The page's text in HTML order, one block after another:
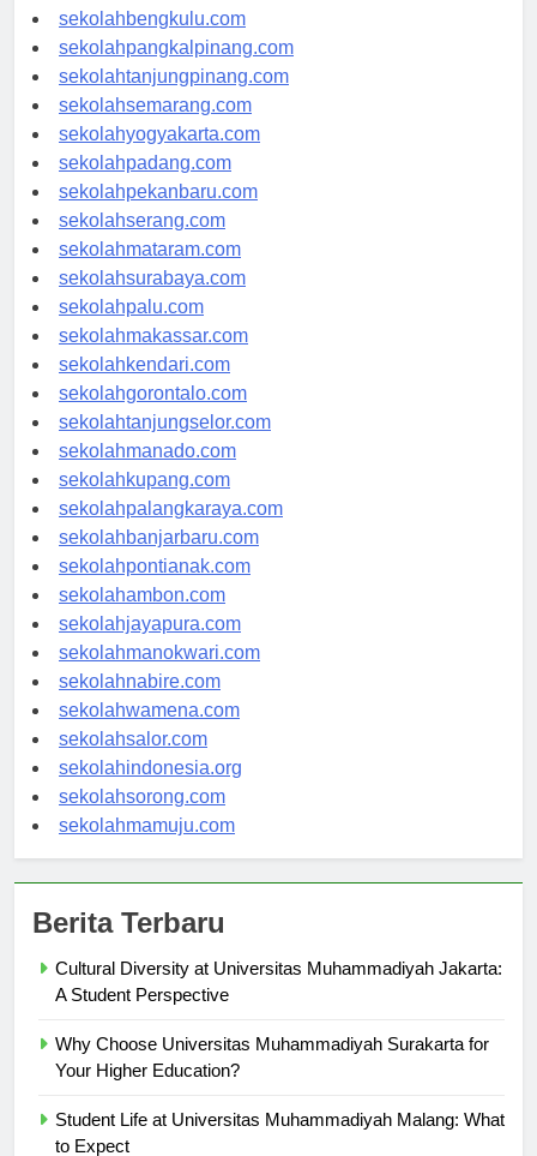
sekolahaceh.com
sekolahbengkulu.com
sekolahpangkalpinang.com
sekolahtanjungpinang.com
sekolahsemarang.com
sekolahyogyakarta.com
sekolahpadang.com
sekolahpekanbaru.com
sekolahserang.com
sekolahmataram.com
sekolahsurabaya.com
sekolahpalu.com
sekolahmakassar.com
sekolahkendari.com
sekolahgorontalo.com
sekolahtanjungselor.com
sekolahmanado.com
sekolahkupang.com
sekolahpalangkaraya.com
sekolahbanjarbaru.com
sekolahpontianak.com
sekolahambon.com
sekolahjayapura.com
sekolahmanokwari.com
sekolahnabire.com
sekolahwamena.com
sekolahsalor.com
sekolahindonesia.org
sekolahsorong.com
Cultural Diversity at Universitas Muhammadiyah Jakarta:
Why Choose Universitas Muhammadiyah Surakarta for
Student Life at Universitas Muhammadiyah Malang: What